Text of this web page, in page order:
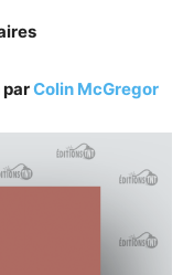
parColin McGregor